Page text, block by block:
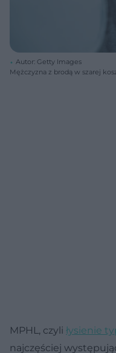
Autor: Getty Images
Mężczyzna z brodą w szarej
dotykając ich dłonią. Ta grafika
MPHL, czyli łysienie
najczęściej